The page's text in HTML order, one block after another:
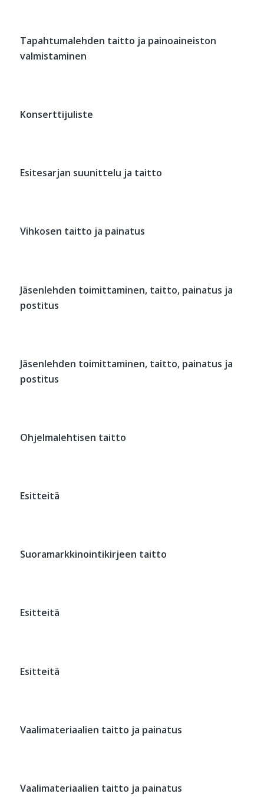
Tapahtumalehden taitto ja painoaineiston
valmistaminen
Konserttijuliste
Esitesarjan suunittelu ja taitto
Vihkosen taitto ja painatus
Jäsenlehden toimittaminen, taitto, painatus ja
postitus
Jäsenlehden toimittaminen, taitto, painatus ja
postitus
Ohjelmalehtisen taitto
Esitteitä
Suoramarkkinointikirjeen taitto
Esitteitä
Esitteitä
Vaalimateriaalien taitto ja painatus
Vaalimateriaalien taitto ja painatus